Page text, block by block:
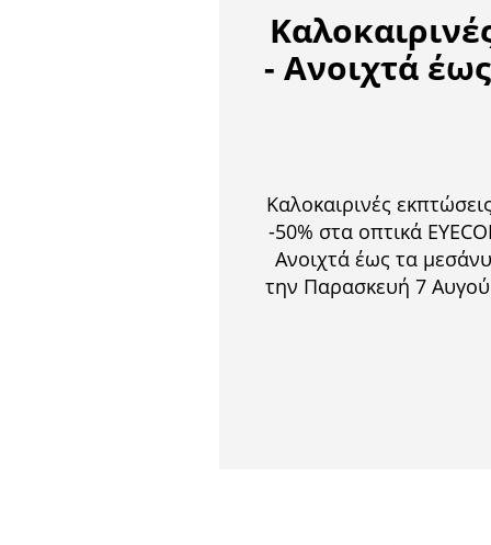
- Ανοιχτά
Καλοκαιρινές
-50% στα οπτικά
Ανοιχτά έως τα
την Παρασκευή 7